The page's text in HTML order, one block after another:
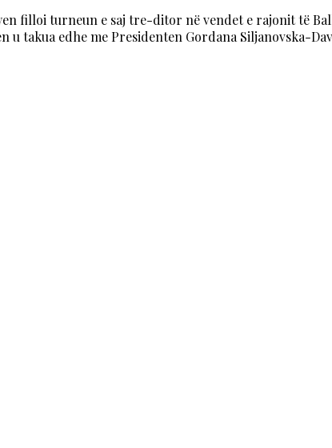
filloi turneun e saj tre-ditor në vendet e rajonit të
u takua edhe me Presidenten Gordana Siljanovska-